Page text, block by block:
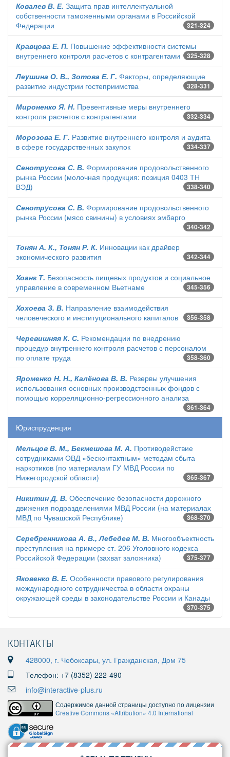
Ковалев В. Е. Защита прав интеллектуальной
собственности таможенными органами в Российской
Федерации
321-324
Кравцова Е. П. Повышение эффективности системы
внутреннего контроля расчетов с контрагентами
325-328
Леушина О. В., Зотова Е. Г. Факторы, определяющие
развитие индустрии гостеприимства
328-331
Мироненко Я. Н. Превентивные меры внутреннего
контроля расчетов с контрагентами
332-334
Морозова Е. Г. Развитие внутреннего контроля и аудита
в сфере государственных закупок
334-337
Сенотрусова С. В. Формирование продовольственного
рынка России (молочная продукция: позиция 0403 ТН
ВЭД)
338-340
Сенотрусова С. В. Формирование продовольственного
рынка России (мясо свинины) в условиях эмбарго
340-342
Тонян А. К., Тонян Р. К. Инновации как драйвер
экономического развития
342-344
Хоанг Т. Безопасность пищевых продуктов и социальное
управление в современном Вьетнаме
345-356
Хохоева З. В. Направление взаимодействия
человеческого и институционального капиталов
356-358
Черевишняя К. С. Рекомендации по внедрению
процедур внутреннего контроля расчетов с персоналом
по оплате труда
358-360
Яроменко Н. Н., Калёнова В. В. Резервы улучшения
использования основных производственных фондов с
помощью корреляционно-регрессионного анализа
361-364
Юриспруденция
Мельцов В. М., Бекмешова М. А. Противодействие
сотрудниками ОВД «бесконтактным» методам сбыта
наркотиков (по материалам ГУ МВД России по
Нижегородской области)
365-367
Никитин Д. В. Обеспечение безопасности дорожного
движения подразделениями МВД России (на материалах
МВД по Чувашской Республике)
368-370
Серебренникова А. В., Лебедев М. В. Многообъектность
преступления на примере ст. 206 Уголовного кодекса
Российской Федерации (захват заложника)
375-377
Яковенко В. Е. Особенности правового регулирования
международного сотрудничества в области охраны
окружающей среды в законодательстве России и Канады
370-375
КОНТАКТЫ
428000, г. Чебоксары, ул. Гражданская, Дом 75
Телефон: +7 (8352) 222-490
info@interactive-plus.ru
Содержимое данной страницы доступно по лицензии
Creative Commons «Attribution» 4.0 International